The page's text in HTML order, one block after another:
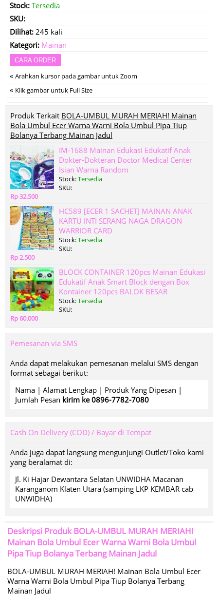
Stock: Tersedia
SKU:
Dilihat: 245 kali
Kategori: Mainan
CARA ORDER
« Arahkan kursor pada gambar untuk Zoom
« Klik gambar untuk Full Size
Produk Terkait BOLA-UMBUL MURAH MERIAH! Mainan
Bola Umbul Ecer Warna Warni Bola Umbul Pipa Tiup
Bolanya Terbang Mainan Jadul
IM-1688 Mainan Edukasi Edukatif Anak
Dokter-Dokteran Doctor Medical Center
Isian Warna Random
Stock:Tersedia
SKU:
Rp 32.500
HC589 [ECER 1 SACHET] MAINAN ANAK
KARTU INTI SERANG NAGA DRAGON
WARRIOR CARD
Stock:Tersedia
SKU:
Rp 2.500
BLOCK CONTAINER 120pcs Mainan Edukasi
Edukatif Anak Smart Block dengan Box
Kontainer 120pcs BALOK BESAR
Stock:Tersedia
SKU:
Rp 60.000
Pemesanan via SMS
Anda dapat melakukan pemesanan melalui SMS dengan
format sebagai berikut:
Nama | Alamat Lengkap | Produk Yang Dipesan |
Jumlah Pesan kirim ke 0896-7782-7080
Cash On Delivery (COD) / Bayar di Tempat
Anda juga dapat langsung mengunjungi Outlet/Toko kami
yang beralamat di:
Jl. Ki Hajar Dewantara Selatan UNWIDHA Macanan
Karanganom Klaten Utara (samping LKP KEMBAR cab
UNWIDHA)
Deskripsi ProdukBOLA-UMBUL MURAH MERIAH!
Mainan Bola Umbul Ecer Warna Warni Bola Umbul
Pipa Tiup Bolanya Terbang Mainan Jadul
BOLA-UMBUL MURAH MERIAH! Mainan Bola Umbul Ecer
Warna Warni Bola Umbul Pipa Tiup Bolanya Terbang
Mainan Jadul